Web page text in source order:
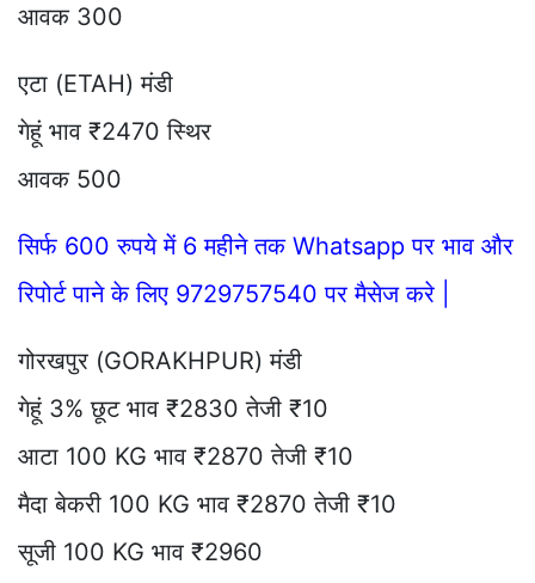
आवक 300
एटा (ETAH) मंडी
गेहूं भाव ₹2470 स्थिर
आवक 500
सिर्फ 600 रुपये में 6 महीने तक Whatsapp पर भाव और
रिपोर्ट पाने के लिए 9729757540 पर मैसेज करे |
गोरखपुर (GORAKHPUR) मंडी
गेहूं 3% छूट भाव ₹2830 तेजी ₹10
आटा 100 KG भाव ₹2870 तेजी ₹10
मैदा बेकरी 100 KG भाव ₹2870 तेजी ₹10
सूजी 100 KG भाव ₹2960